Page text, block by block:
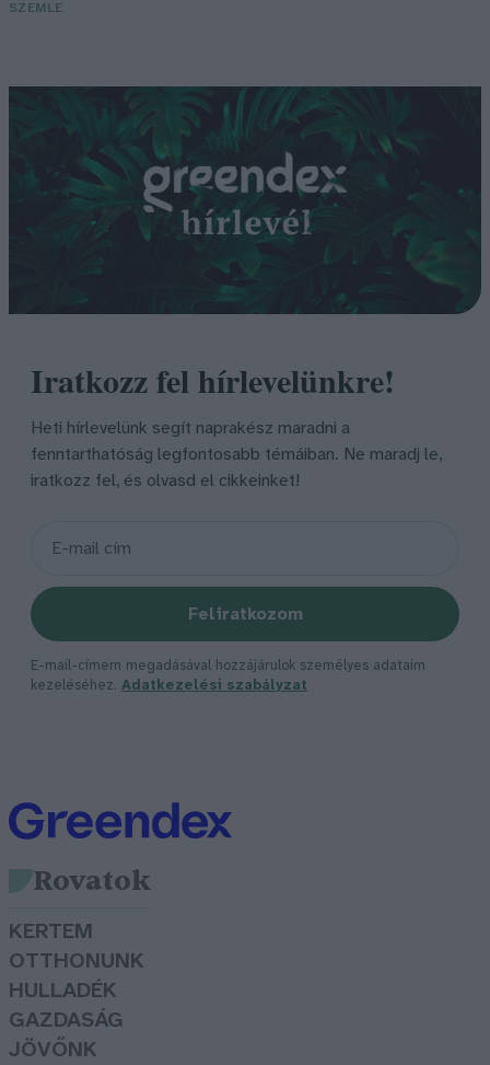
SZEMLE
Iratkozz fel hírlevelünkre!
Heti hírlevelünk segít naprakész maradni a
fenntarthatóság legfontosabb témáiban. Ne maradj le,
iratkozz fel, és olvasd el cikkeinket!
Feliratkozom
E-mail-címem megadásával hozzájárulok személyes adataim
kezeléséhez. Adatkezelési szabályzat
Rovatok
KERTEM
OTTHONUNK
HULLADÉK
GAZDASÁG
JÖVŐNK